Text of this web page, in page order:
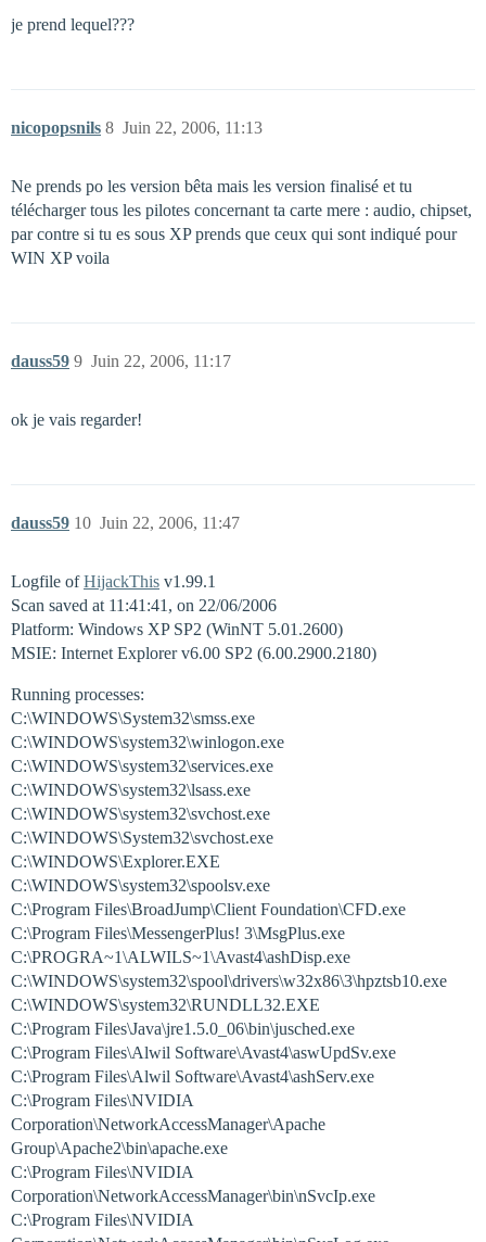
je prend lequel???
nicopopsnils Juin 22, 2006, 11:13
8
Ne prends po les version bêta mais les version finalisé et tu
télécharger tous les pilotes concernant ta carte mere : audio, chipset,
par contre si tu es sous XP prends que ceux qui sont indiqué pour
WIN XP voila
dauss59 Juin 22, 2006, 11:17
9
ok je vais regarder!
dauss59 Juin 22, 2006, 11:47
10
Logfile ofHijackThis v1.99.1
Scan saved at 11:41:41, on 22/06/2006
Platform: Windows XP SP2 (WinNT 5.01.2600)
MSIE: Internet Explorer v6.00 SP2 (6.00.2900.2180)
Running processes:
C:\WINDOWS\System32\smss.exe
C:\WINDOWS\system32\winlogon.exe
C:\WINDOWS\system32\services.exe
C:\WINDOWS\system32\lsass.exe
C:\WINDOWS\system32\svchost.exe
C:\WINDOWS\System32\svchost.exe
C:\WINDOWS\Explorer.EXE
C:\WINDOWS\system32\spoolsv.exe
C:\Program Files\BroadJump\Client Foundation\CFD.exe
C:\Program Files\MessengerPlus! 3\MsgPlus.exe
C:\PROGRA~1\ALWILS~1\Avast4\ashDisp.exe
C:\WINDOWS\system32\spool\drivers\w32x86\3\hpztsb10.exe
C:\WINDOWS\system32\RUNDLL32.EXE
C:\Program Files\Java\jre1.5.0_06\bin\jusched.exe
C:\Program Files\Alwil Software\Avast4\aswUpdSv.exe
C:\Program Files\Alwil Software\Avast4\ashServ.exe
C:\Program Files\NVIDIA
Corporation\NetworkAccessManager\Apache
Group\Apache2\bin\apache.exe
C:\Program Files\NVIDIA
Corporation\NetworkAccessManager\bin\nSvcIp.exe
C:\Program Files\NVIDIA